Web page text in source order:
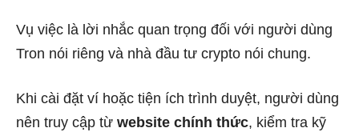
Vụ việc là lời nhắc quan trọng đối với người dùng
Tron nói riêng và nhà đầu tư crypto nói chung.
Khi cài đặt ví hoặc tiện ích trình duyệt, người dùng
nên truy cập từ website chính thức, kiểm tra kỹ